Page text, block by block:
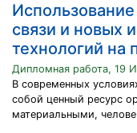
связи и новых
технологий на
Дипломная работа, 19
В современных
собой ценный ресурс
материальными,